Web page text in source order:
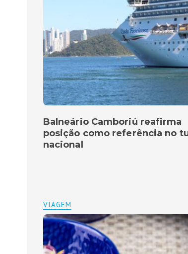
Balneário Camboriú reafirma
posição como referência no
nacional
VIAGEM